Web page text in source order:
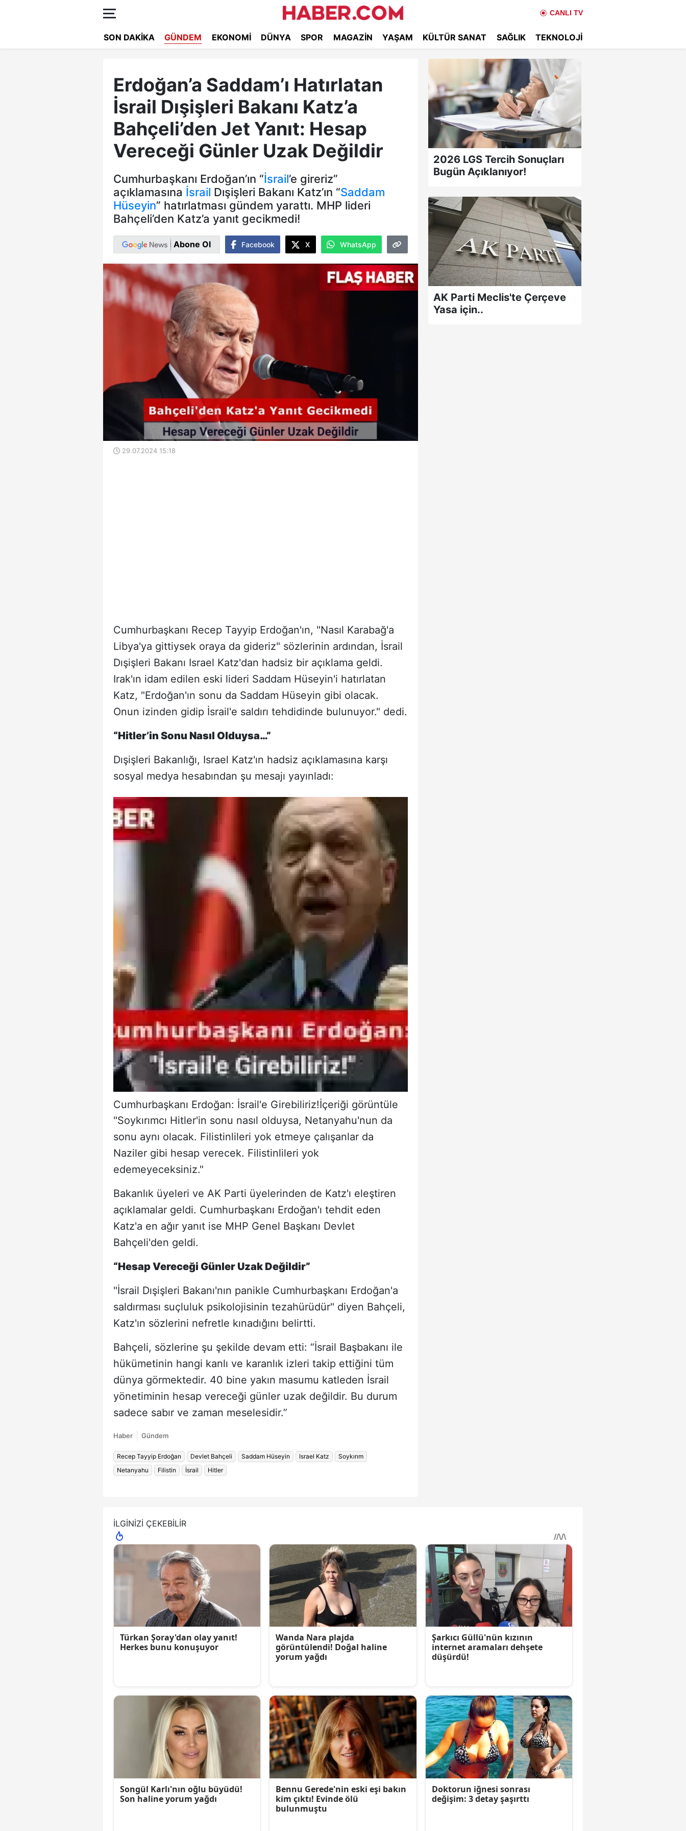
CANLI TV
SON DAKIKA GÜNDEM EKONOMI DÜNYA SPOR MAGAZIN YAŞAM KÜLTÜR SANAT SAĞLIK TEKNOLOJI
Erdoğan’a Saddam’ı Hatırlatan
İsrail Dışişleri Bakanı Katz’a
Bahçeli’den Jet Yanıt: Hesap
Vereceği Günler Uzak Değildir
Cumhurbaşkanı Erdoğan’ın “İsrail’e gireriz”
açıklamasına İsrail Dışişleri Bakanı Katz’ın “Saddam
Hüseyin” hatırlatması gündem yarattı. MHP lideri
Bahçeli’den Katz’a yanıt gecikmedi!
Abone Ol Facebook X WhatsApp
29.07.2024 15:18
Cumhurbaşkanı Recep Tayyip Erdoğan'ın, "Nasıl Karabağ'a
Libya'ya gittiysek oraya da gideriz" sözlerinin ardından, İsrail
Dışişleri Bakanı Israel Katz'dan hadsiz bir açıklama geldi.
Irak'ın idam edilen eski lideri Saddam Hüseyin'i hatırlatan
Katz, "Erdoğan'ın sonu da Saddam Hüseyin gibi olacak.
Onun izinden gidip İsrail'e saldırı tehdidinde bulunuyor." dedi.
“Hitler’in Sonu Nasıl Olduysa…”
Dışişleri Bakanlığı, Israel Katz'ın hadsiz açıklamasına karşı
sosyal medya hesabından şu mesajı yayınladı:
Cumhurbaşkanı Erdoğan: İsrail'e Girebiliriz!İçeriği görüntüle
"Soykırımcı Hitler'in sonu nasıl olduysa, Netanyahu'nun da
sonu aynı olacak. Filistinlileri yok etmeye çalışanlar da
Naziler gibi hesap verecek. Filistinlileri yok
edemeyeceksiniz."
Bakanlık üyeleri ve AK Parti üyelerinden de Katz'ı eleştiren
açıklamalar geldi. Cumhurbaşkanı Erdoğan'ı tehdit eden
Katz'a en ağır yanıt ise MHP Genel Başkanı Devlet
Bahçeli'den geldi.
“Hesap Vereceği Günler Uzak Değildir”
"İsrail Dışişleri Bakanı'nın panikle Cumhurbaşkanı Erdoğan'a
saldırması suçluluk psikolojisinin tezahürüdür" diyen Bahçeli,
Katz'ın sözlerini nefretle kınadığını belirtti.
Bahçeli, sözlerine şu şekilde devam etti: “İsrail Başbakanı ile
hükümetinin hangi kanlı ve karanlık izleri takip ettiğini tüm
dünya görmektedir. 40 bine yakın masumu katleden İsrail
yönetiminin hesap vereceği günler uzak değildir. Bu durum
sadece sabır ve zaman meselesidir.”
Haber Gündem
Recep Tayyip Erdoğan Devlet Bahçeli Saddam Hüseyin Israel Katz
Soykırım
Netanyahu
Filistin İsrail Hitler
2026 LGS Tercih Sonuçları
Bugün Açıklanıyor!
AK Parti Meclis'te Çerçeve
Yasa için..
İLGİNİZİ ÇEKEBİLİR